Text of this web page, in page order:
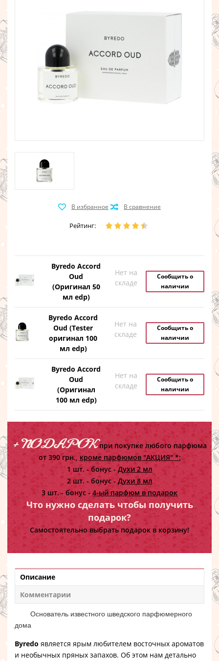
Рейтинг:
Byredo Accord
Oud
(Оригинал 50
мл edp)
Нет на
складе
Сообщить о
наличии
Byredo Accord
Oud (Tester
оригинал 100
мл edp)
Нет на
складе
Сообщить о
наличии
Byredo Accord
Oud
(Оригинал
100 мл edp)
Нет на
складе
Сообщить о
наличии
+ ПОДАРОКпри покупке любого парфюма
от 390 грн., кроме парфюмов "АКЦИЯ" *:
1 шт. - бонус - Духи 2 мл
2 шт. - бонус -Духи 8 мл
3 шт. - бонус - 4-ый парфюм в подарок
Что нужно сделать чтобы получить
подарок?
Самостоятельно выбрать подарок в корзину!
Описание
Комментарии
Основатель известного шведского парфюмерного
дома
Byredo является ярым любителем восточных ароматов
и необычных пряных запахов. Об этом нам детально